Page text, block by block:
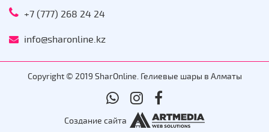
+7 (777) 268 24 24
info@sharonline.kz
Copyright © 2019 SharOnline. Гелиевые шары в Алматы
Создание сайта